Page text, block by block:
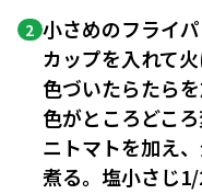
2 小さめのフライ
カップを入れて
色づいたらたら
色がところどこ
ニトマトを加え
煮る。塩小さじ1/